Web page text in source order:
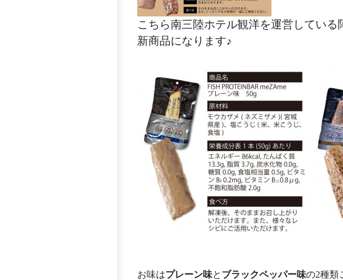
こちら南三陸ホテル観洋を運営してい
新商品になります♪
お味はプレーン味と ブラックペッパー味の2種類